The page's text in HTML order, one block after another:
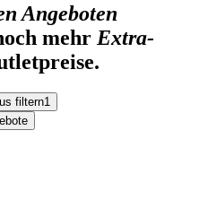
Angeboten
mehr Extra-
filtern1